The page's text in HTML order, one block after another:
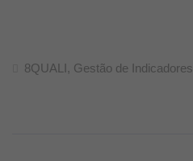
8QUALI , Gestão de Indicadores